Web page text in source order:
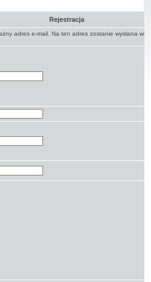
Rejestracja
adres e-mail. Na ten adres zostanie wysłana